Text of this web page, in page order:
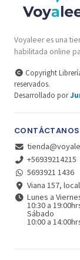
Voyaleer es una
habilitada online
Copyright
reservados.
Desarrollado por
CONTÁCTANOS
+56939214215
5693921 1436
Viana 157,
Lunes a
10:30 a
Sábado
10:00 a